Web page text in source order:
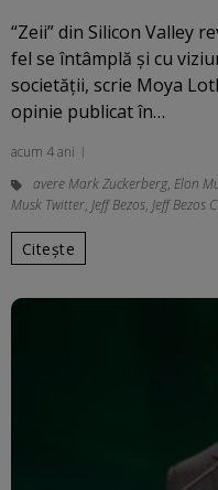
“Zeii” din Silicon Valley
fel se întâmplă şi cu
societăţii, scrie Moya
opinie publicat în…
acum 4 ani
avere Mark Zuckerberg, Elon
Musk Twitter, Jeff Bezos, Jeff Bezos
Citește